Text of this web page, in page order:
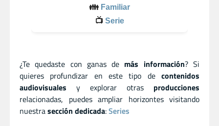
👪 Familiar
📺 Serie
¿Te quedaste con ganas de más información? Si
quieres profundizar en este tipo de contenidos
audiovisuales y explorar otras producciones
relacionadas, puedes ampliar horizontes visitando
nuestrasección dedicada:Series